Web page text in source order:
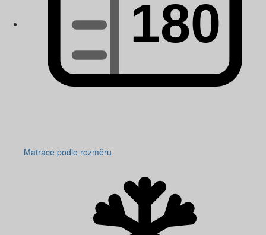
Matrace podle rozměru